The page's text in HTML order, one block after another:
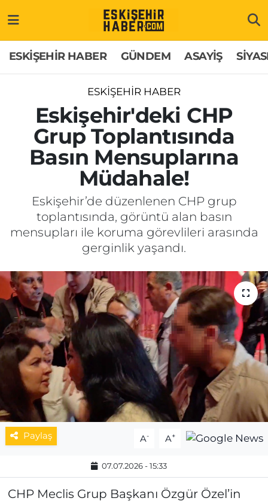
ESKİŞEHİR HABER GÜNDEM ASAYİŞ
ESKİŞEHİR HABER
Eskişehir'deki CHP
Grup Toplantısında
Basın Mensuplarına
Müdahale!
Eskişehir’de düzenlenen CHP grup
toplantısında, görüntü alan basın
mensupları ile koruma görevlileri arasında
gerginlik yaşandı.
Paylaş A- A+
07.07.2026 - 15:33
CHP Meclis Grup Başkanı Özgür Özel’in
GÜNDEM
ASAYİŞ
SİYASET
EKONOMİ
SAĞLIK
EĞİTİM
MAGAZİN
ESKİŞEHİRSPOR
Hakkımızda
İletişim
Künye
Odunpazarı Trafik Yoğunluk Haritası
Süper Lig Puan Durumu ve Fikstür
Tüm Manşetler
Son Dakika Haberleri
Haber Arşivi